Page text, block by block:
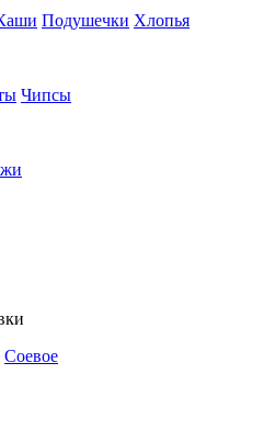
Подушечки Хлопья
Чипсы
Соевое